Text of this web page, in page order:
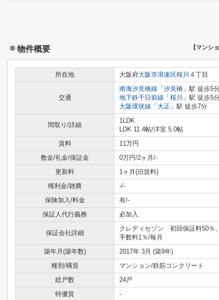
物件概要 【マンシ
所在地 大阪府大阪市浪速区桜川 ４丁目
交通
南海汐見橋線 「 汐見橋 」駅 徒歩5
地下鉄千日前線 「 桜川 」駅 徒歩5
大阪環状線 「 大正 」駅 徒歩7分
間取り/詳細
1LDK
LDK 11.4帖/洋室 5.0帖
賃料
11万円
敷金/礼金/保証金
0万円/2ヶ月/-
更新料
1ヶ月(旧賃料)
権利金/雑費
-/-
保険加入/料金
有/-
保証人代行義務
必加入
保証会社詳細
クレディセゾン 初回保証料50％
手数料1％/毎月
築年月(築年数)
2017年 3月 (築9年)
種別/構造
マンション/鉄筋コンクリート
総戸数
24戸
特優賃
-